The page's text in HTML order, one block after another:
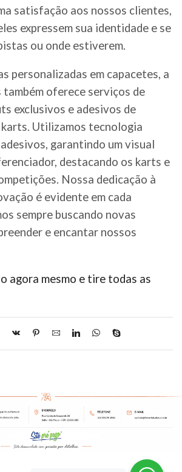
satisfação aos nossos clientes,
expressem sua identidade e se
ou onde estiverem.
personalizadas em capacetes, a
oferece serviços de
exclusivos e adesivos de
karts. Utilizamos tecnologia
garantindo um visual
destacando os karts e
Nossa dedicação à
é evidente em cada
sempre buscando novas
e encantar nossos
agora mesmo e tire todas as